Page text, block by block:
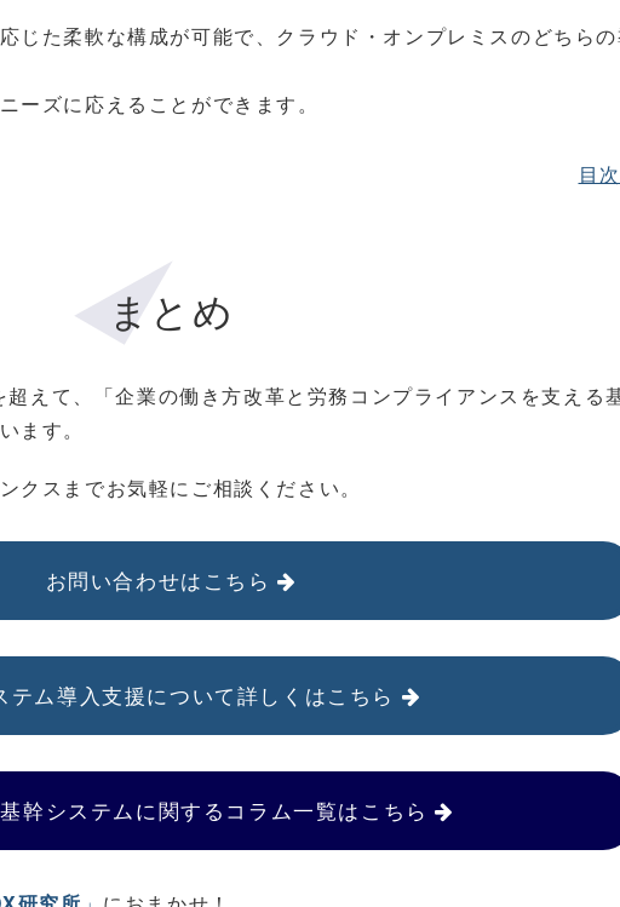
じた柔軟な構成が可能で、クラウド・オンプレミスのどちら
ーズに応えることができます。
目
まとめ
えて、「企業の働き方改革と労務コンプライアンスを支える
ます。
クスまでお気軽にご相談ください。
お問い合わせはこちら
テム導入支援について詳しくはこちら
幹システムに関するコラム一覧はこちら